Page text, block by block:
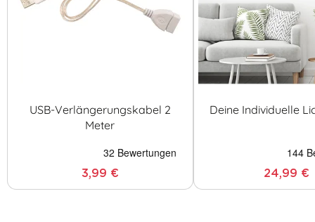
USB-Verlängerungskabel 2
Meter
3,99 €
Deine Individuelle
24,99 €